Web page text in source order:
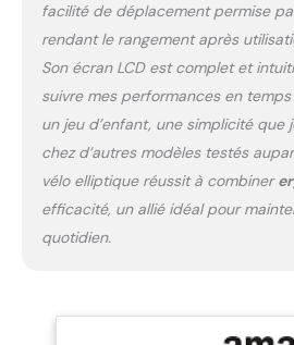
facilité de déplacement permise
rendant le rangement après
Son écran LCD est complet et
suivre mes performances en
un jeu d’enfant, une simplicité que
chez d’autres modèles testés
vélo elliptique réussit à combiner
efficacité, un allié idéal pour
quotidien.